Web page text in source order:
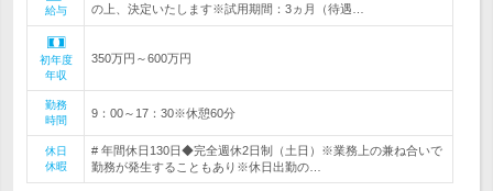
給与
の上、決定いたします※試用期間：3ヵ月（待遇…
初年度
年収
350万円～600万円
勤務
時間
9：00～17：30※休憩60分
休日
休暇
# 年間休日130日◆完全週休2日制（土日）※業務上の兼ね合いで
勤務が発生することもあり※休日出勤の…